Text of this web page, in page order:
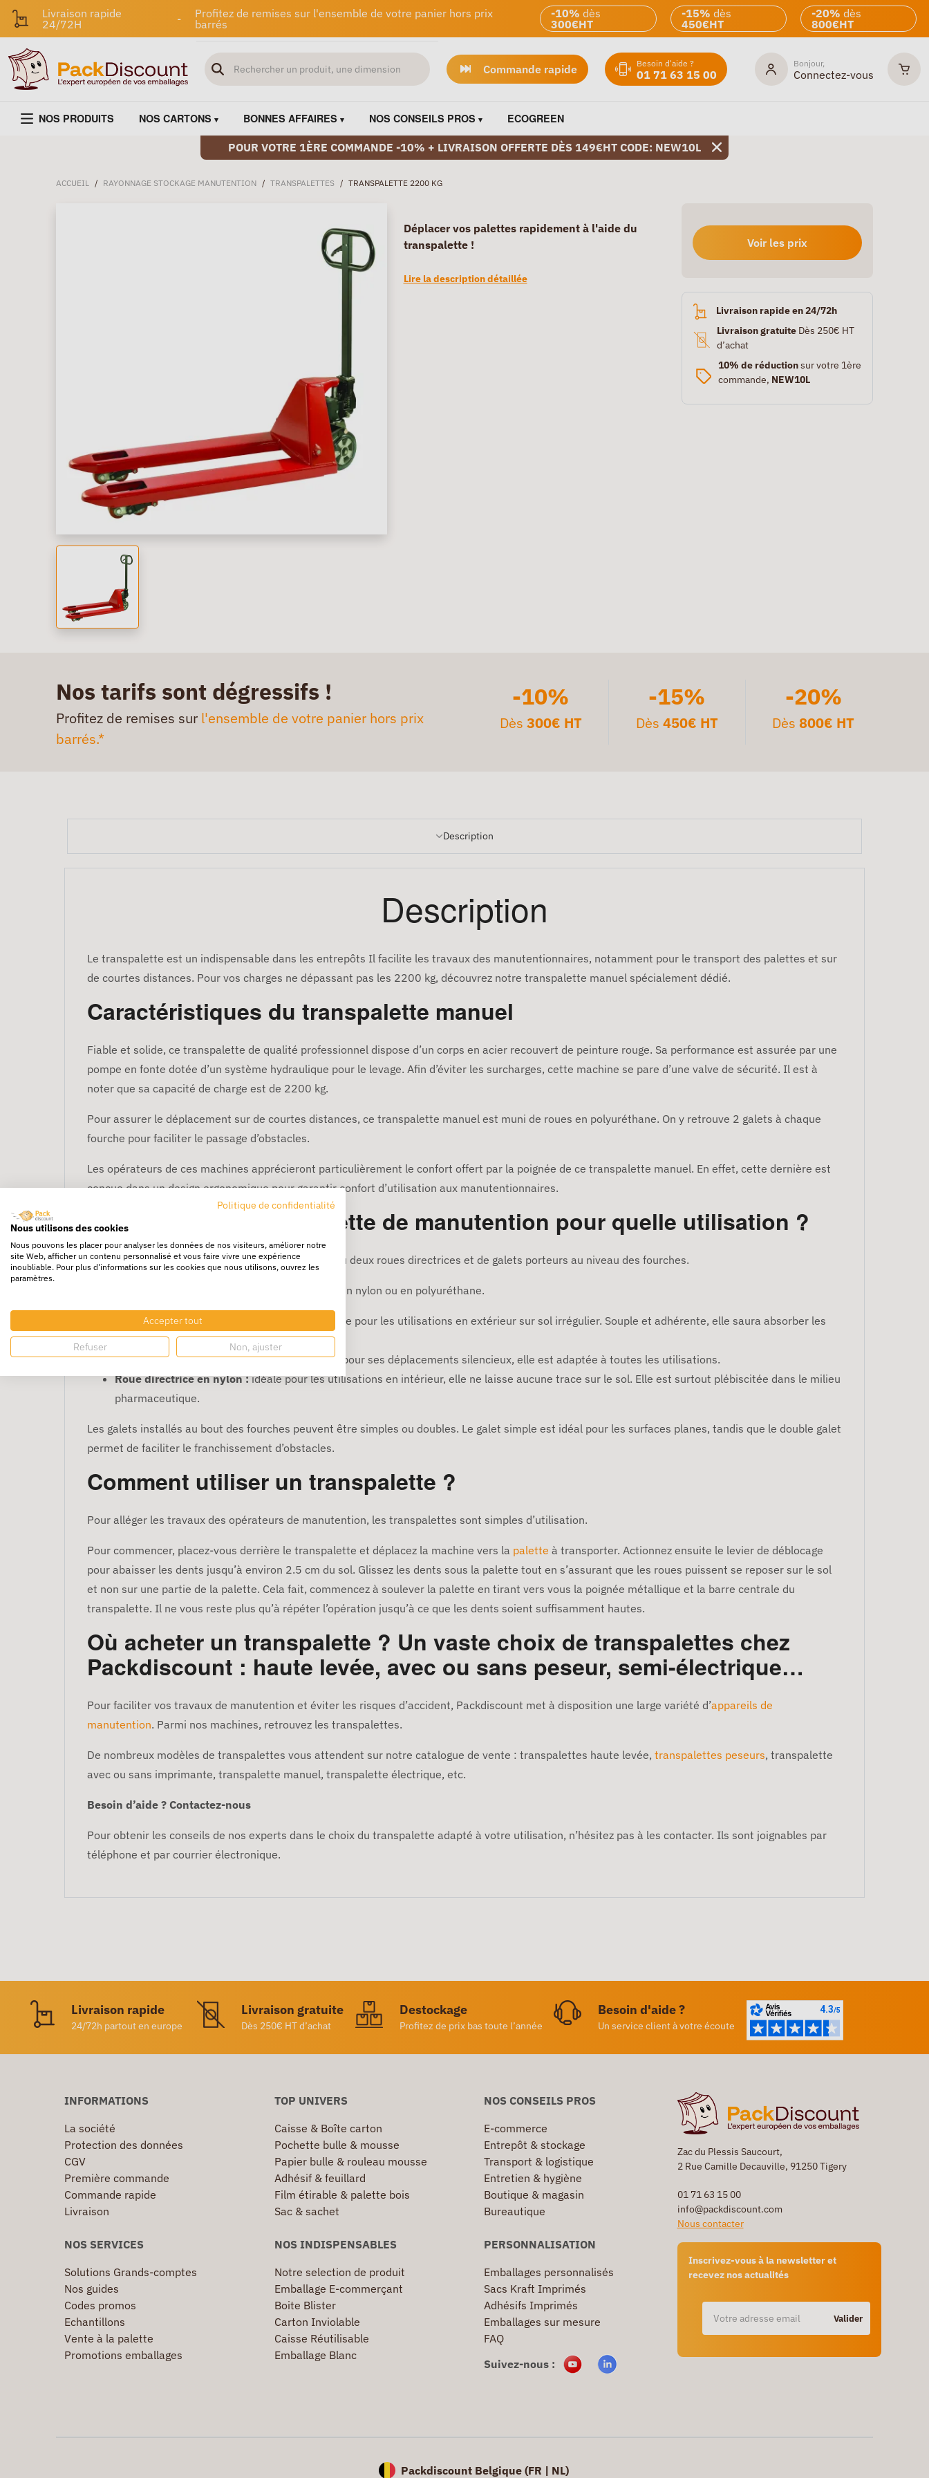
Livraison rapide
24/72H
-
Profitez de remises sur l'ensemble de votre panier hors prix
barrés
-10% dès
300€HT
-15% dès
450€HT
-20% dès
800€HT
Commande rapide Besoin d'aide ?
01 71 63 15 00
Bonjour,
Connectez-vous
NOS PRODUITS NOS CARTONS BONNES AFFAIRES NOS CONSEILS PROS ECOGREEN
POUR VOTRE 1ÈRE COMMANDE -10% + LIVRAISON OFFERTE DÈS 149€HT CODE: NEW10L
ACCUEIL / RAYONNAGE STOCKAGE MANUTENTION / TRANSPALETTES / TRANSPALETTE 2200 KG
Déplacer vos palettes rapidement à l'aide du
transpalette !
Lire la description détaillée
Voir les prix
Livraison rapide en 24/72h
Livraison gratuiteDès 250€ HT
d’achat
10% de réductionsur votre 1ère
commande, NEW10L
Nos tarifs sont dégressifs !
Profitez de remises sur l'ensemble de votre panier hors prix
barrés.*
-10%
Dès 300€ HT
-15%
Dès 450€ HT
-20%
Dès800€ HT
Description
Description
Le transpalette est un indispensable dans les entrepôts Il facilite les travaux des manutentionnaires, notamment pour le transport des palettes et sur
de courtes distances. Pour vos charges ne dépassant pas les 2200 kg, découvrez notre transpalette manuel spécialement dédié.
Caractéristiques du transpalette manuel
Fiable et solide, ce transpalette de qualité professionnel dispose d’un corps en acier recouvert de peinture rouge. Sa performance est assurée par une
pompe en fonte dotée d’un système hydraulique pour le levage. Afin d’éviter les surcharges, cette machine se pare d’une valve de sécurité. Il est à
noter que sa capacité de charge est de 2200 kg.
Pour assurer le déplacement sur de courtes distances, ce transpalette manuel est muni de roues en polyuréthane. On y retrouve 2 galets à chaque
fourche pour faciliter le passage d’obstacles.
Les opérateurs de ces machines apprécieront particulièrement le confort offert par la poignée de ce transpalette manuel. En effet, cette dernière est
conçue dans un design ergonomique pour garantir confort d’utilisation aux manutentionnaires.
Quelle roue de transpalette de manutention pour quelle utilisation ?
Un transpalette se compose généralement d’une ou deux roues directrices et de galets porteurs au niveau des fourches.
Les roues directrices peuvent être en caoutchouc, en nylon ou en polyuréthane.
Roue directrice en caoutchouc
: elle est idéale pour les utilisations en extérieur sur sol irrégulier. Souple et adhérente, elle saura absorber les
chocs.
Roue directrice en polyuréthane :reconnue pour ses déplacements silencieux, elle est adaptée à toutes les utilisations.
Roue directrice en nylon :idéale pour les utilisations en intérieur, elle ne laisse aucune trace sur le sol. Elle est surtout plébiscitée dans le milieu
pharmaceutique.
Les galets installés au bout des fourches peuvent être simples ou doubles. Le galet simple est idéal pour les surfaces planes, tandis que le double galet
permet de faciliter le franchissement d’obstacles.
Comment utiliser un transpalette ?
Pour alléger les travaux des opérateurs de manutention, les transpalettes sont simples d’utilisation.
Pour commencer, placez-vous derrière le transpalette et déplacez la machine vers la palette à transporter. Actionnez ensuite le levier de déblocage
pour abaisser les dents jusqu’à environ 2.5 cm du sol. Glissez les dents sous la palette tout en s’assurant que les roues puissent se reposer sur le sol
et non sur une partie de la palette. Cela fait, commencez à soulever la palette en tirant vers vous la poignée métallique et la barre centrale du
transpalette. Il ne vous reste plus qu’à répéter l’opération jusqu’à ce que les dents soient suffisamment hautes.
Où acheter un transpalette ? Un vaste choix de transpalettes chez
Packdiscount : haute levée, avec ou sans peseur, semi-électrique…
Pour faciliter vos travaux de manutention et éviter les risques d’accident, Packdiscount met à disposition une large variété d’appareils de
manutention. Parmi nos machines, retrouvez les transpalettes.
De nombreux modèles de transpalettes vous attendent sur notre catalogue de vente : transpalettes haute levée, transpalettes peseurs, transpalette
avec ou sans imprimante, transpalette manuel, transpalette électrique, etc.
Besoin d’aide ? Contactez-nous
Pour obtenir les conseils de nos experts dans le choix du transpalette adapté à votre utilisation, n’hésitez pas à les contacter. Ils sont joignables par
téléphone et par courrier électronique.
Livraison rapide
24/72h partout en europe
Livraison gratuite
Dès 250€ HT d’achat
Destockage
Profitez de prix bas toute l’année
Besoin d'aide ?
Un service client à votre écoute
Zac du Plessis Saucourt,
2 Rue Camille Decauville, 91250 Tigery
01 71 63 15 00
info@packdiscount.com
Nous contacter
Inscrivez-vous à la newsletter et
recevez nos actualités
Valider
INFORMATIONS
La société
Protection des données
CGV
Première commande
Commande rapide
Livraison
TOP UNIVERS
Caisse & Boîte carton
Pochette bulle & mousse
Papier bulle & rouleau mousse
Adhésif & feuillard
Film étirable & palette bois
Sac & sachet
NOS CONSEILS PROS
E-commerce
Entrepôt & stockage
Transport & logistique
Entretien & hygiène
Boutique & magasin
Bureautique
NOS SERVICES
Solutions Grands-comptes
Nos guides
Codes promos
Echantillons
Vente à la palette
Promotions emballages
NOS INDISPENSABLES
Notre selection de produit
Emballage E-commerçant
Boite Blister
Carton Inviolable
Caisse Réutilisable
Emballage Blanc
PERSONNALISATION
Emballages personnalisés
Sacs Kraft Imprimés
Adhésifs Imprimés
Emballages sur mesure
FAQ
Suivez-nous :
Packdiscount Belgique (FR | NL)
Politique de confidentialité
Nous utilisons des cookies
Nous pouvons les placer pour analyser les données de nos visiteurs, améliorer notre
site Web, afficher un contenu personnalisé et vous faire vivre une expérience
inoubliable. Pour plus d'informations sur les cookies que nous utilisons, ouvrez les
paramètres.
Accepter tout
Refuser Non, ajuster